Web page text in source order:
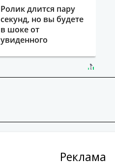
Ролик длится пару
секунд, но вы будете
в шоке от
увиденного
Реклама